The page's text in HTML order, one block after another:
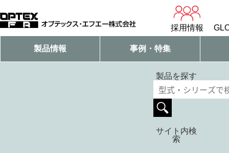
採用情報
製品情報 事例・特集
製品を探す
サイト内検
索